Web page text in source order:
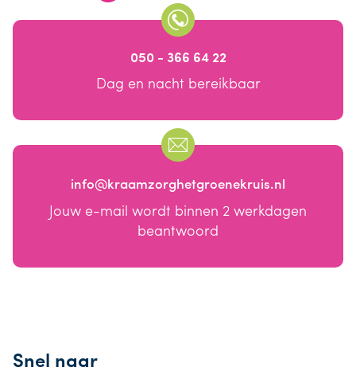
050 - 366 64 22
Dag en nacht bereikbaar
info@kraamzorghetgroenekruis.nl
Jouw e-mail wordt binnen 2 werkdagen
beantwoord
Snel naar